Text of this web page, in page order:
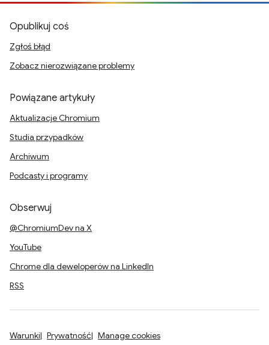
Opublikuj coś
Zgłoś błąd
Zobacz nierozwiązane problemy
Powiązane artykuły
Aktualizacje Chromium
Studia przypadków
Archiwum
Podcasty i programy
Obserwuj
@ChromiumDev na X
YouTube
Chrome dla deweloperów na LinkedIn
RSS
Warunki Prywatność Manage cookies